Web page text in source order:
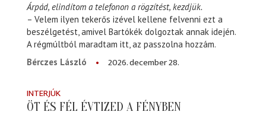
Árpád, elindítom a telefonon a rögzítést, kezdjük.
– Velem ilyen tekerős izével kellene felvenni ezt a
beszélgetést, amivel Bartókék dolgoztak annak idején.
A régmúltból maradtam itt, az passzolna hozzám.
Bérczes László
2026. december 28.
INTERJÚK
ÖT ÉS FÉL ÉVTIZED A FÉNYBEN